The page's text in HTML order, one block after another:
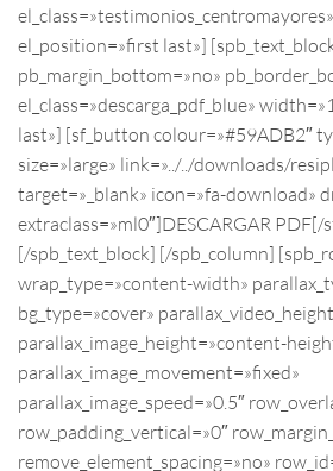
el_position=»first last»]
pb_margin_bottom=»no»
el_class=»descarga_pdf_blue»
last»] [sf_button colour=»#59ADB2″
size=»large» link=»../../downloads/
target=»_blank» icon=»fa-download»
extraclass=»ml0″]DESCARGAR
[/spb_text_block] [/spb_column]
wrap_type=»content-width»
bg_type=»cover»
parallax_image_height=»content-
parallax_image_movement=»fixed»
parallax_image_speed=»0.5″
row_padding_vertical=»0″
remove_element_spacing=»no»